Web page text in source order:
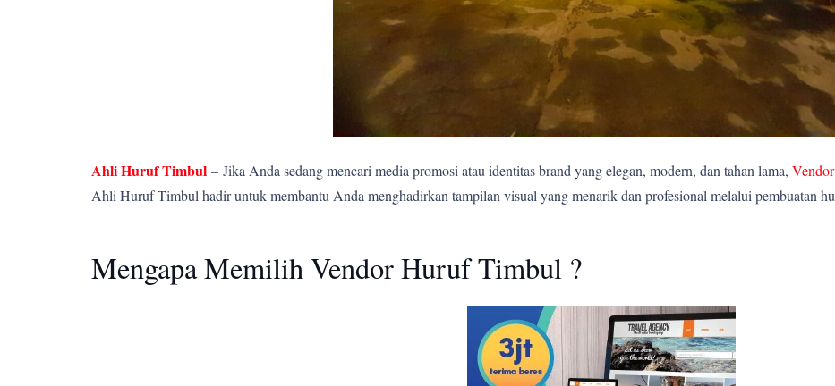
Ahli Huruf Timbul – Jika Anda sedang mencari media promosi atau identitas brand yang elegan, modern, dan tahan lama,
Ahli Huruf Timbul hadir untuk membantu Anda menghadirkan tampilan visual yang menarik dan profesional melalui pembuatan
Mengapa Memilih Vendor Huruf Timbul ?